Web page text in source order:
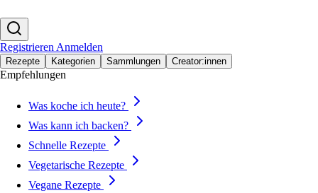
Registrieren Anmelden
Rezepte Kategorien Sammlungen Creator:innen
Empfehlungen
Was koche ich heute?
Was kann ich backen?
Schnelle Rezepte
Vegetarische Rezepte
Vegane Rezepte